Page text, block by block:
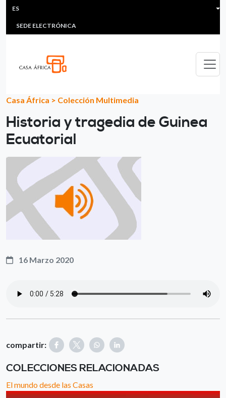
Pasar al contenido principal
HEADER MENU
MULTIMEDIA
SEDE ELECTRÓNICA
ES
Casa África > Colección Multimedia
Historia y tragedia de Guinea
Ecuatorial
16 Marzo 2020
compartir:
COLECCIONES RELACIONADAS
El mundo desde las Casas